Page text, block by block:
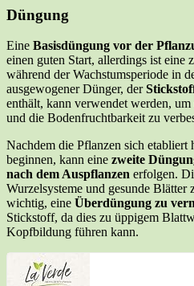
Düngung
Eine Basisdüngung vor der
einen guten Start, allerdings ist eine
während der Wachstumsperiode in
ausgewogener Dünger, der
enthält, kann verwendet werden, um
und die Bodenfruchtbarkeit zu
Nachdem die Pflanzen sich etabliert
beginnen, kann eine zweite
nach dem Auspflanzen erfolgen.
Wurzelsysteme und gesunde Blätter
wichtig, eine Überdüngung zu
Stickstoff, da dies zu üppigem
Kopfbildung führen kann.